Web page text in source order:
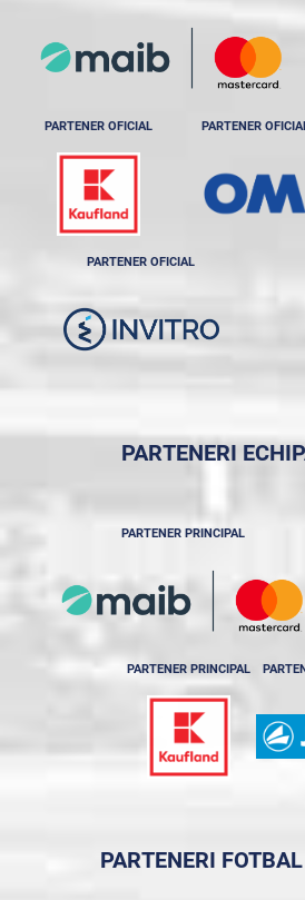
PARTENER OFICIAL PARTENER
PARTENER OFICIAL
PARTENERI
PARTENER PRINCIPAL
PARTENER PRINCIPAL
PARTENERI